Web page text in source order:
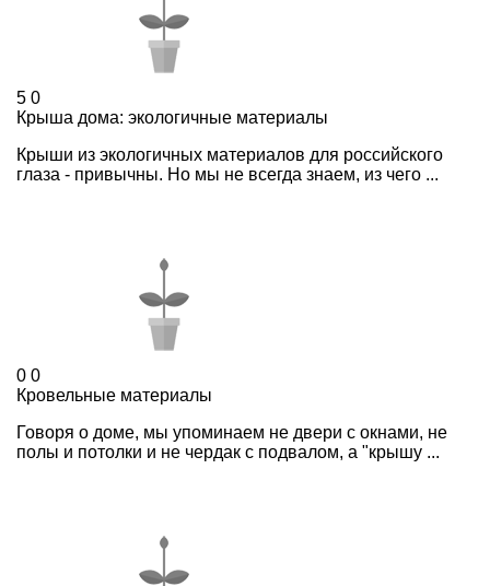
5 0
Крыша дома: экологичные материалы
Крыши из экологичных материалов для российского
глаза - привычны. Но мы не всегда знаем, из чего ...
0 0
Кровельные материалы
Говоря о доме, мы упоминаем не двери с окнами, не
полы и потолки и не чердак с подвалом, а "крышу ...